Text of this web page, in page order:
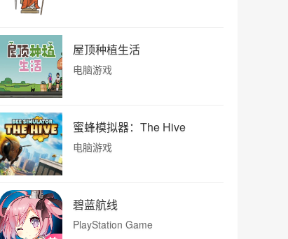
屋顶种植生活
电脑游戏
蜜蜂模拟器：The Hive
电脑游戏
碧蓝航线
PlayStation Game